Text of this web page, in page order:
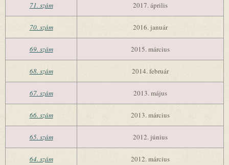
71. szám 2017. április
70. szám 2016. január
69. szám 2015. március
68. szám 2014. február
67. szám 2013. május
66. szám 2013. március
65. szám 2012. június
64. szám 2012. március